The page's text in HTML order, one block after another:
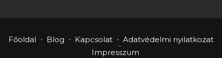
Főoldal Blog Kapcsolat
Adatvédelmi nyilatkozat
Impresszum